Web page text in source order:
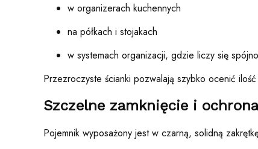
w organizerach kuchennych
na półkach i stojakach
w systemach organizacji, gdzie liczy się
Przezroczyste ścianki pozwalają szybko ocenić
Szczelne zamknięcie i
Pojemnik wyposażony jest w czarną, solidną